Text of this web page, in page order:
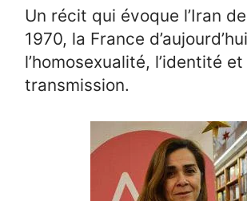
Un récit qui évoque l’Iran
1970, la France
l’homosexualité, l’identité et
transmission.